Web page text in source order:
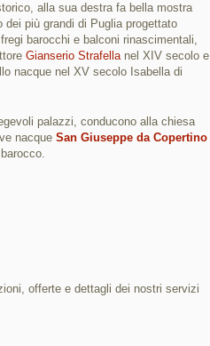
alla sua destra fa bella mostra
dei più grandi di Puglia progettato
barocchi e balconi rinascimentali,
Gianserio Strafellanel XIV secolo e
nacque nel XV secolo Isabella di
palazzi, conducono alla chiesa
nacque San Giuseppe da Copertino
offerte e dettagli dei nostri servizi